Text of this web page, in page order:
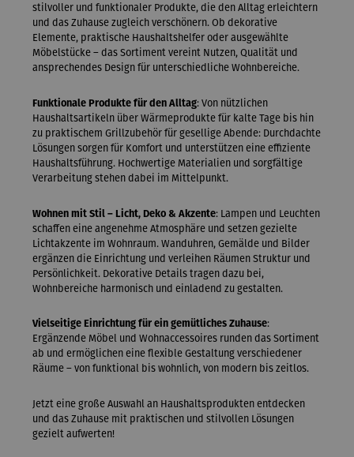
stilvoller und funktionaler Produkte, die den Alltag erleichtern
und das Zuhause zugleich verschönern. Ob dekorative
Elemente, praktische Haushaltshelfer oder ausgewählte
Möbelstücke – das Sortiment vereint Nutzen, Qualität und
ansprechendes Design für unterschiedliche Wohnbereiche.
Funktionale Produkte für den Alltag: Von nützlichen
Haushaltsartikeln über Wärmeprodukte für kalte Tage bis hin
zu praktischem Grillzubehör für gesellige Abende: Durchdachte
Lösungen sorgen für Komfort und unterstützen eine effiziente
Haushaltsführung. Hochwertige Materialien und sorgfältige
Verarbeitung stehen dabei im Mittelpunkt.
Wohnen mit Stil – Licht, Deko & Akzente: Lampen und Leuchten
schaffen eine angenehme Atmosphäre und setzen gezielte
Lichtakzente im Wohnraum. Wanduhren, Gemälde und Bilder
ergänzen die Einrichtung und verleihen Räumen Struktur und
Persönlichkeit. Dekorative Details tragen dazu bei,
Wohnbereiche harmonisch und einladend zu gestalten.
Vielseitige Einrichtung für ein gemütliches Zuhause:
Ergänzende Möbel und Wohnaccessoires runden das Sortiment
ab und ermöglichen eine flexible Gestaltung verschiedener
Räume – von funktional bis wohnlich, von modern bis zeitlos.
Jetzt eine große Auswahl an Haushaltsprodukten entdecken
und das Zuhause mit praktischen und stilvollen Lösungen
gezielt aufwerten!